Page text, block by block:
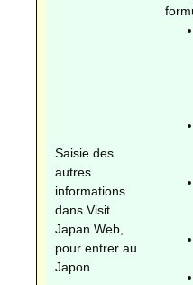
Saisie des
autres
informations
dans Visit
Japan Web,
pour entrer au
Japon